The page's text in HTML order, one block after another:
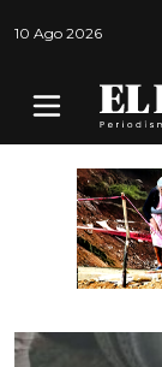
10 Ago 2026